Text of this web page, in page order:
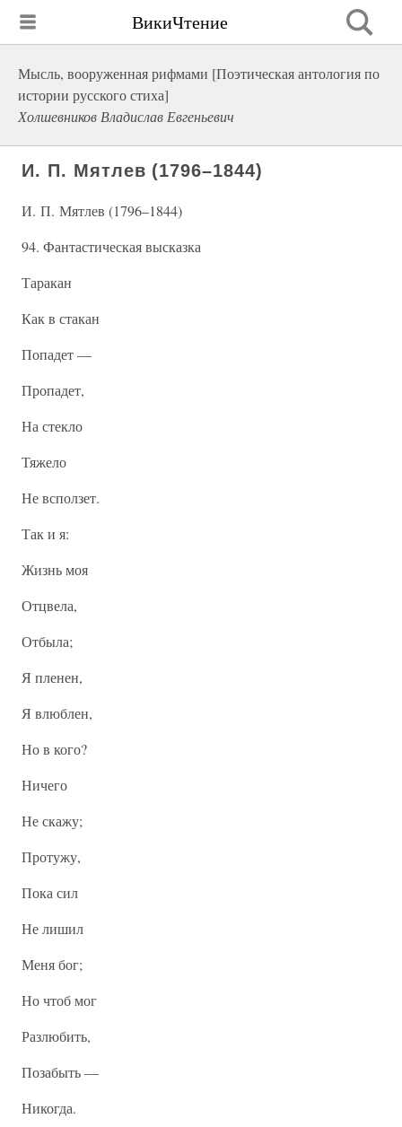
ВикиЧтение
Мысль, вооруженная рифмами [Поэтическая антология по
истории русского стиха]
Холшевников Владислав Евгеньевич
И. П. Мятлев (1796–1844)
И. П. Мятлев (1796–1844)
94. Фантастическая высказка
Таракан
Как в стакан
Попадет —
Пропадет,
На стекло
Тяжело
Не всползет.
Так и я:
Жизнь моя
Отцвела,
Отбыла;
Я пленен,
Я влюблен,
Но в кого?
Ничего
Не скажу;
Протужу,
Пока сил
Не лишил
Меня бог;
Но чтоб мог
Разлюбить,
Позабыть —
Никогда.